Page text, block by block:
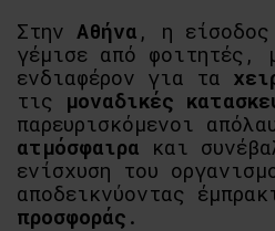
Στην Αθήνα , η είσοδος
γέμισε από φοιτητές,
ενδιαφέρον για τα
τις μοναδικές
παρευρισκόμενοι
ατμόσφαιρα και
ενίσχυση του
αποδεικνύοντας
προσφοράς .